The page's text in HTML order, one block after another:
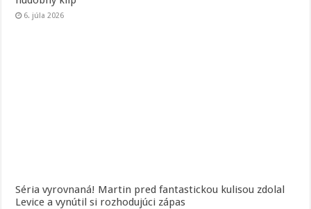
6. júla 2026
Séria vyrovnaná! Martin pred fantastickou kulisou zdolal
Levice a vynútil si rozhodujúci zápas